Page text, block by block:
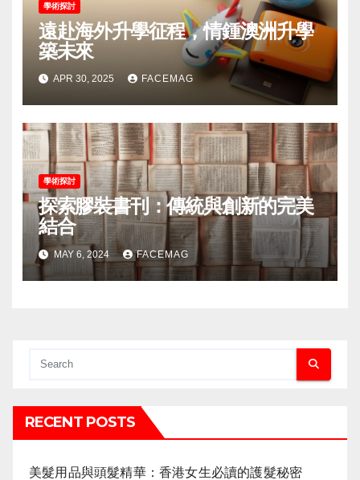
學術探討
遠赴海外升學征程，情鍾澳洲升學
築未來
APR 30, 2025 FACEMAG
學術探討
探索膠裝書刊：傳統與創新的完美
結合
MAY 6, 2024 FACEMAG
RECENT POSTS
美髮用品與頭髮精華：香港女生必讀的護髮秘密